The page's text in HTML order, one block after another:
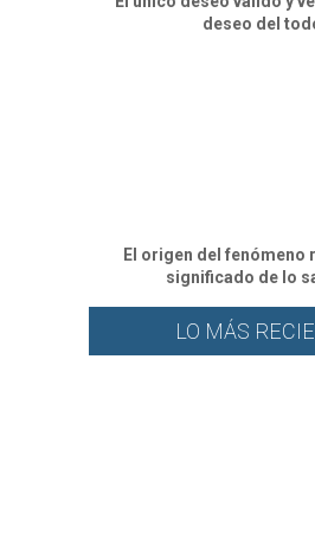
deseo del
El origen del fenómeno
significado de lo
LO MÁS